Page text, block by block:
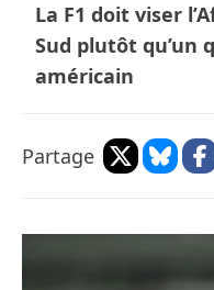
La F1 doit viser
Sud plutôt qu’un
américain
Partage